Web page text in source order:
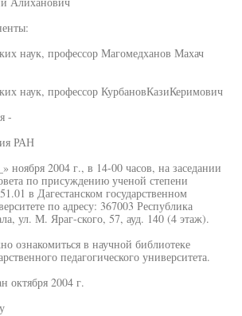
наук, профессор Магомедханов Махач
наук, профессор КурбановКазиКеримович
-
РАН
ноября 2004 г., в 14-00 часов, на заседании
по присуждению ученой степени
в Дагестанском государственном
по адресу: 367003 Республика
ул. М. Яраг-ского, 57, ауд. 140 (4 этаж).
ознакомиться в научной библиотеке
педагогического университета.
октября 2004 г.